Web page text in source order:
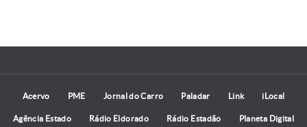
Acervo PME Jornal do Carro Paladar Link iLocal
Agência Estado Rádio Eldorado Rádio Estadão Planeta Digital